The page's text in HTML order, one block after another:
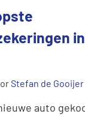
Stefan de Gooijer
auto